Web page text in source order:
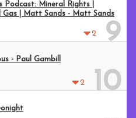
2 9
Podcast: Mineral Rights |
Gas | Matt Sands - Matt Sands
2 10
- Paul Gambill